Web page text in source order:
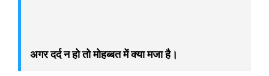
अगर दर्द न हो तो मोहब्बत में क्या मजा है।